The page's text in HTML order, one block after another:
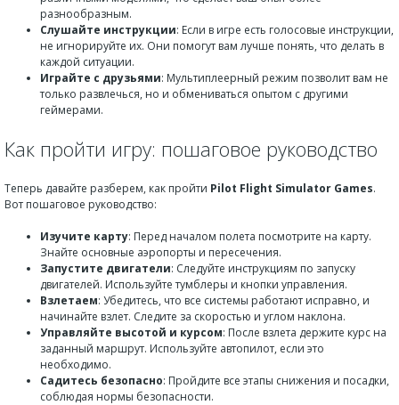
разнообразным.
Слушайте инструкции: Если в игре есть голосовые инструкции,
не игнорируйте их. Они помогут вам лучше понять, что делать в
каждой ситуации.
Играйте с друзьями: Мультиплеерный режим позволит вам не
только развлечься, но и обмениваться опытом с другими
геймерами.
Как пройти игру: пошаговое руководство
Теперь давайте разберем, как пройти Pilot Flight Simulator Games.
Вот пошаговое руководство:
Изучите карту: Перед началом полета посмотрите на карту.
Знайте основные аэропорты и пересечения.
Запустите двигатели: Следуйте инструкциям по запуску
двигателей. Используйте тумблеры и кнопки управления.
Взлетаем: Убедитесь, что все системы работают исправно, и
начинайте взлет. Следите за скоростью и углом наклона.
Управляйте высотой и курсом: После взлета держите курс на
заданный маршрут. Используйте автопилот, если это
необходимо.
Садитесь безопасно: Пройдите все этапы снижения и посадки,
соблюдая нормы безопасности.